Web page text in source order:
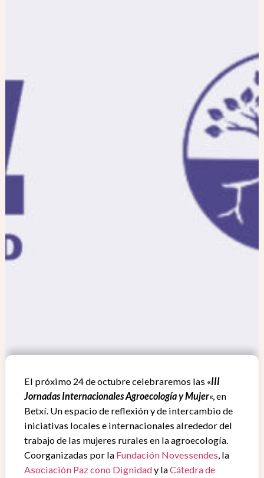
El próximo 24 de octubre celebraremos las «III
Jornadas Internacionales Agroecología y Mujer«, en
Betxí. Un espacio de reflexión y de intercambio de
iniciativas locales e internacionales alrededor del
trabajo de las mujeres rurales en la agroecología.
Coorganizadas por la Fundación Novessendes, la
Asociación Paz cono Dignidady laCátedra de